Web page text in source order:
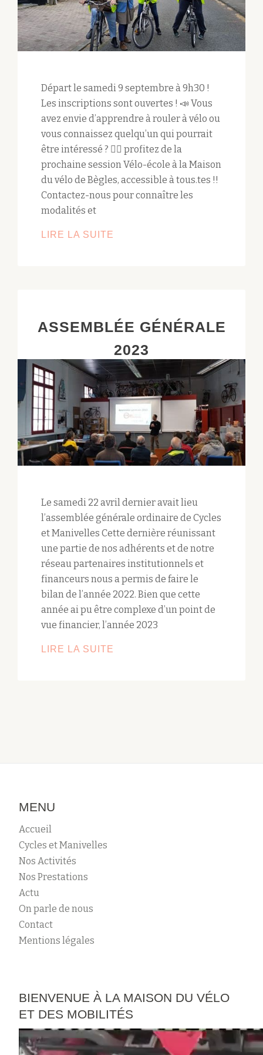
Départ le samedi 9 septembre à 9h30 !
Les inscriptions sont ouvertes ! 📣 Vous
avez envie d’apprendre à rouler à vélo ou
vous connaissez quelqu’un qui pourrait
être intéressé ? 🚴‍♀️ profitez de la
prochaine session Vélo-école à la Maison
du vélo de Bègles, accessible à tous.tes !!
Contactez-nous pour connaître les
modalités et
LIRE LA SUITE
ASSEMBLÉE GÉNÉRALE
2023
Le samedi 22 avril dernier avait lieu
l’assemblée générale ordinaire de Cycles
et Manivelles Cette dernière réunissant
une partie de nos adhérents et de notre
réseau partenaires institutionnels et
financeurs nous a permis de faire le
bilan de l’année 2022. Bien que cette
année ai pu être complexe d’un point de
vue financier, l’année 2023
LIRE LA SUITE
MENU
Accueil
Cycles et Manivelles
Nos Activités
Nos Prestations
Actu
On parle de nous
Contact
Mentions légales
BIENVENUE À LA MAISON DU VÉLO
ET DES MOBILITÉS